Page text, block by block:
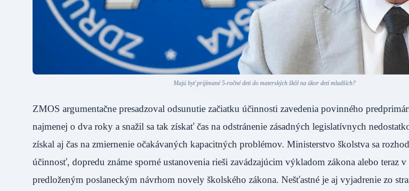
Majú byť prijímané 5-ročné deti do materských škôl na úkor detí mladších?
ZMOS argumentačne presadzoval odsunutie začiatku účinnosti zavedenia povinného
najmenej o dva roky a snažil sa tak získať čas na odstránenie zásadných legislatívnych
získal aj čas na zmiernenie očakávaných kapacitných problémov. Ministerstvo školstva sa
účinnosť, dopredu známe sporné ustanovenia rieši zavádzajúcim výkladom zákona alebo teraz v
predloženým poslaneckým návrhom novely školského zákona. Nešťastné je aj vyjadrenie zo